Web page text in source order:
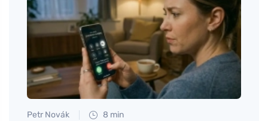
Petr Novák 8 min